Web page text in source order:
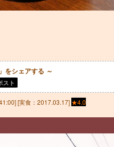
をシェアする ～
] [実食：2017.03.17] ★4.0